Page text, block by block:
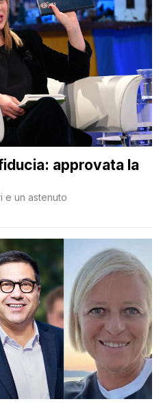
approvata la
e un astenuto